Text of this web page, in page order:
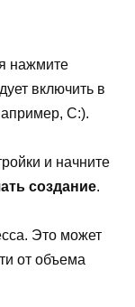
нажмите
включить в
C:).
и начните
создание.
Это может
от объема